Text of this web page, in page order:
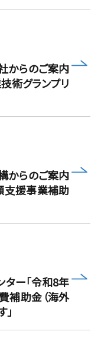
からのご案内
術グランプリ
からのご案内
支援事業補助
ー「令和8年
補助金（海外